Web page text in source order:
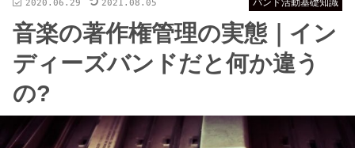
バンド活動基礎知識
2020.06.29 2021.08.05
音楽の著作権管理の実態｜イン
ディーズバンドだと何か違う
の?